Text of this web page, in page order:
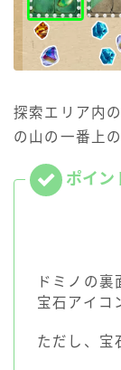
探索エリア内
の山の一番上
ドミノの裏
宝石アイコ
ただし、宝